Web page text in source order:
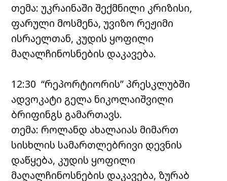
თემა: უკრაინაში შექმნილი კრიზისი,
ფარული მოსმენა, უვიზო რეჟიმი
ისრაელთან, კუდის ყოფილი
მაღალჩინოსნების დაკავება.
12:30 “რეპორტიორის” პრესკლუბში
ადვოკატი გელა ნიკოლაიშვილი
ბრიფინგს გამართავს.
თემა: როლანდ ახალაიას მიმართ
სისხლის სამართლებრივი დევნის
დაწყება, კუდის ყოფილი
მაღალჩინოსნების დაკავება, ზურაბ